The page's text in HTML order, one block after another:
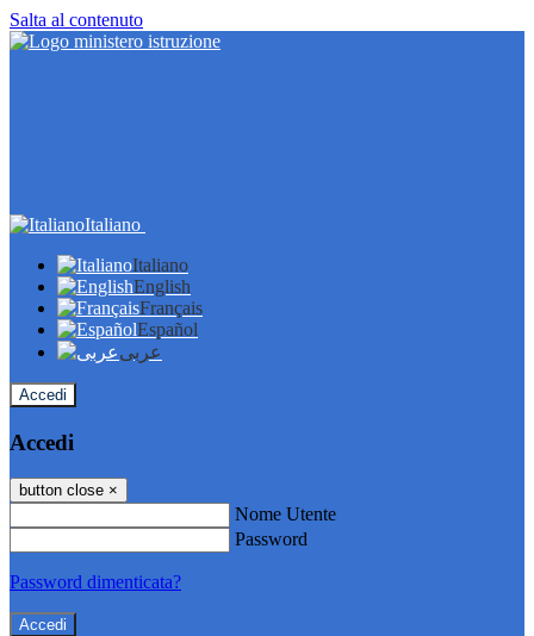
Salta al contenuto
Italiano
Italiano
English
Français
Español
عربى
Accedi
Accedi
button close ×
Nome Utente
Password
Password dimenticata?